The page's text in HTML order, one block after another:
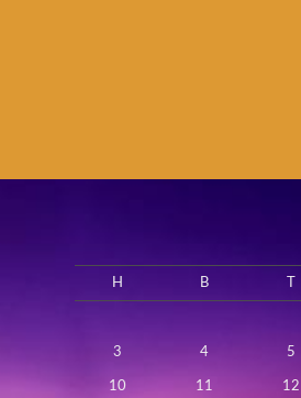
H B
3 4 5
10 11 12